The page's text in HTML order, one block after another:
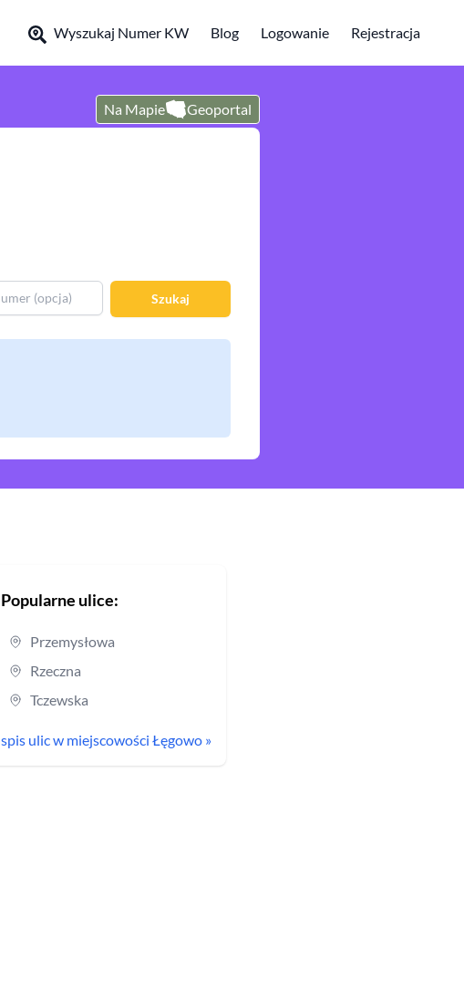
Wyszukaj Numer KW Blog Logowanie Rejestracja
Na Mapie Geoportal
Szukaj
Popularne ulice:
Przemysłowa
Rzeczna
Tczewska
spis ulic w miejscowości Łęgowo»